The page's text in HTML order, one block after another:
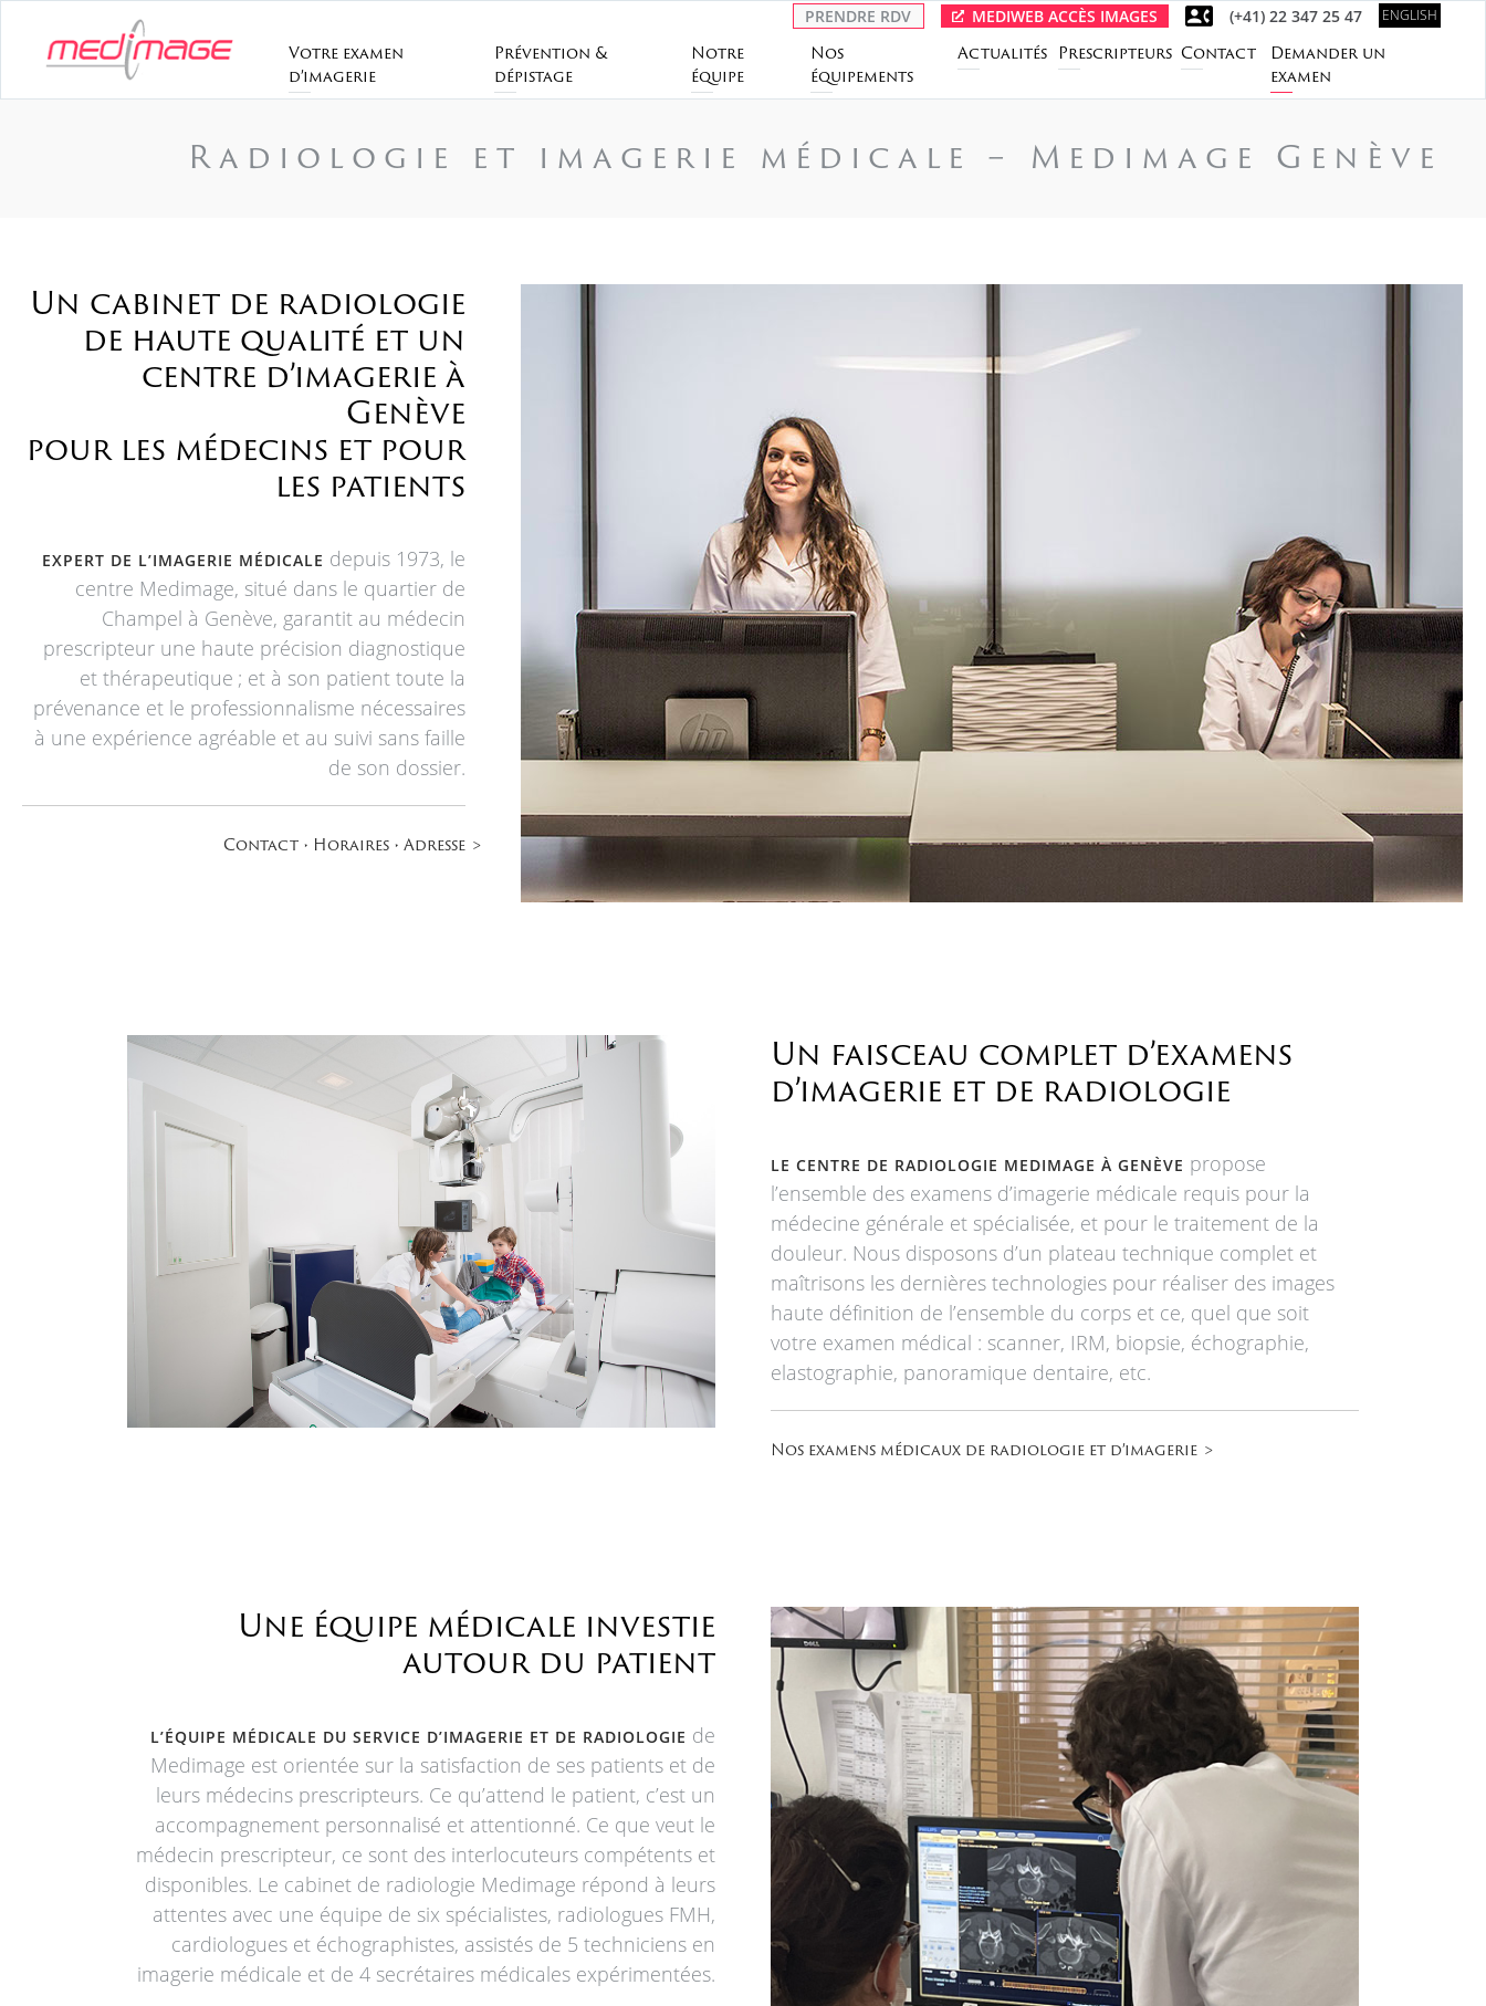
PRENDRE RDV MEDIWEB ACCÈS IMAGES (+41) 22 347 25 47 ENGLISH
Votre examen
d’imagerie
Prévention &
dépistage
Notre
équipe
Nos
équipements
Actualités Prescripteurs Contact
Demander un
examen
Radiologie et imagerie médicale – Medimage Genève
Un cabinet de radiologie
de haute qualité et un
centre d’imagerie à
Genève
pour les médecins et pour
les patients
EXPERT DE L’IMAGERIE MÉDICALE depuis 1973, le
centre Medimage, situé dans le quartier de
Champel à Genève, garantit au médecin
prescripteur une haute précision diagnostique
et thérapeutique ; et à son patient toute la
prévenance et le professionnalisme nécessaires
à une expérience agréable et au suivi sans faille
de son dossier.
Contact • Horaires • Adresse
Un faisceau complet d’examens
d’imagerie et de radiologie
LE CENTRE DE RADIOLOGIE MEDIMAGE À GENÈVE propose
l’ensemble des examens d’imagerie médicale requis pour la
médecine générale et spécialisée, et pour le traitement de la
douleur. Nous disposons d’un plateau technique complet et
maîtrisons les dernières technologies pour réaliser des images
haute définition de l’ensemble du corps et ce, quel que soit
votre examen médical : scanner, IRM, biopsie, échographie,
elastographie, panoramique dentaire, etc.
Nos examens médicaux de radiologie et d’imagerie
Une équipe médicale investie
autour du patient
L’ÉQUIPE MÉDICALE DU SERVICE D’IMAGERIE ET DE RADIOLOGIE de
Medimage est orientée sur la satisfaction de ses patients et de
leurs médecins prescripteurs. Ce qu’attend le patient, c’est un
accompagnement personnalisé et attentionné. Ce que veut le
médecin prescripteur, ce sont des interlocuteurs compétents et
disponibles. Le cabinet de radiologie Medimage répond à leurs
attentes avec une équipe de six spécialistes, radiologues FMH,
cardiologues et échographistes, assistés de 5 techniciens en
imagerie médicale et de 4 secrétaires médicales expérimentées.